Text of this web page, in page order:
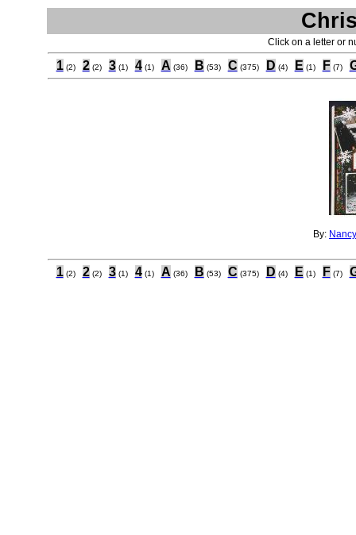
Click on a letter or
1 (2) 2 (2) 3 (1) 4 (1) A (36) B (53) C (375) D (4) E (1) F (7)
By:
1 (2) 2 (2) 3 (1) 4 (1) A (36) B (53) C (375) D (4) E (1) F (7)